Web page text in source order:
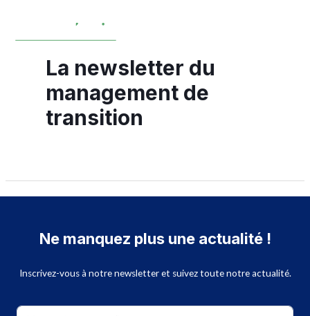
La newsletter du
management de
transition
Ne manquez plus une actualité !
Inscrivez-vous à notre newsletter et suivez toute notre actualité.